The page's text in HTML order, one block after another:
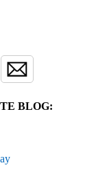
BLOG: